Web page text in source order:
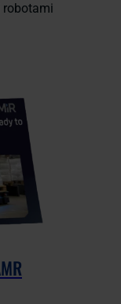
robotami